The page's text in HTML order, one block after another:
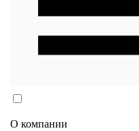
О компании